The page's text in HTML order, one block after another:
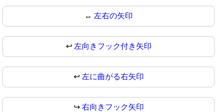
↔ 左右の矢印
↩️ 左向きフック付き矢印
↩ 左に曲がる右矢印
↪️ 右向きフック矢印